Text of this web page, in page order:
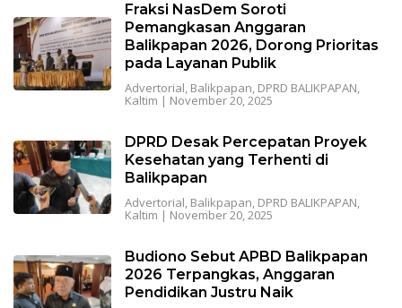
Fraksi NasDem Soroti
Pemangkasan Anggaran
Balikpapan 2026, Dorong Prioritas
pada Layanan Publik
Advertorial, Balikpapan, DPRD BALIKPAPAN,
Kaltim | November 20, 2025
DPRD Desak Percepatan Proyek
Kesehatan yang Terhenti di
Balikpapan
Advertorial, Balikpapan, DPRD BALIKPAPAN,
Kaltim | November 20, 2025
Budiono Sebut APBD Balikpapan
2026 Terpangkas, Anggaran
Pendidikan Justru Naik